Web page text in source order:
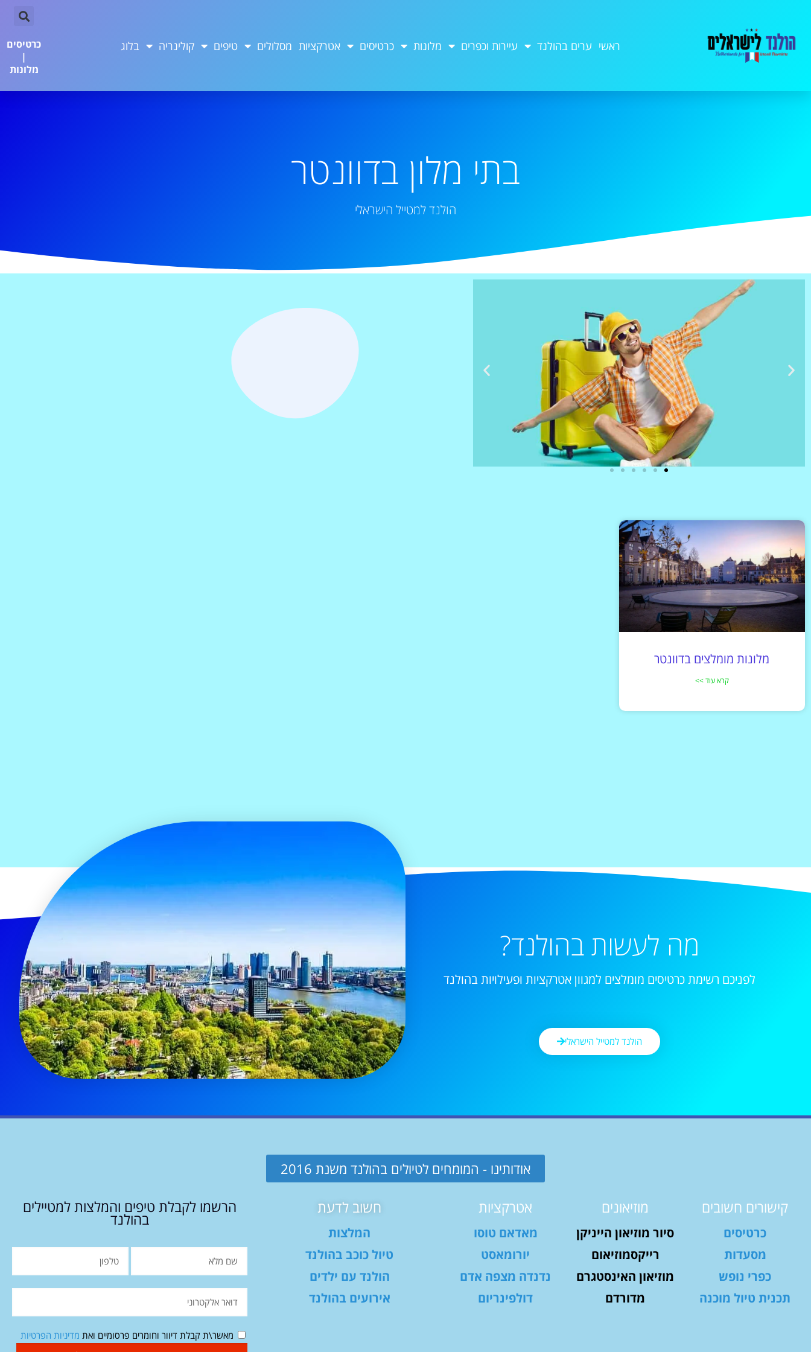
ראשי ערים בהולנד עיירות וכפרים מלונות כרטיסים אטרקציות מסלולים טיפים קולינריה בלוג
כרטיסים
|
מלונות
בתי מלון בדוונטר
הולנד למטייל הישראלי
מלונות מומלצים בדוונטר
קרא עוד >>
מה לעשות בהולנד?
לפניכם רשימת כרטיסים מומלצים למגוון אטרקציות ופעילויות בהולנד
הולנד למטייל הישראלי
אודותינו - המומחים לטיולים בהולנד משנת 2016
קישורים חשובים
כרטיסים
מסעדות
כפרי נופש
תכנית טיול מוכנה
מוזיאונים
סיור מוזיאון הייניקן
רייקסמוזיאום
מוזיאון האינסטגרם
מדורדם
אטרקציות
מאדאם טוסו
יורומאסט
נדנדה מצפה אדם
דולפינריום
חשוב לדעת
המלצות
טיול כוכב בהולנד
הולנד עם ילדים
אירועים בהולנד
הרשמו לקבלת טיפים והמלצות למטיילים
בהולנד
מאשר\ת קבלת דיוור וחומרים פרסומיים ואת מדיניות הפרטיות